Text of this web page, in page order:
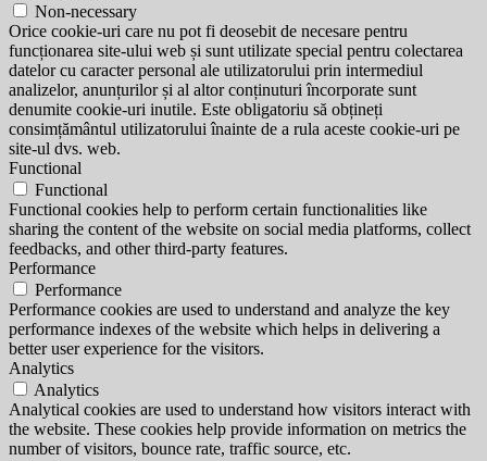
Non-necessary
Orice cookie-uri care nu pot fi deosebit de necesare pentru
funcționarea site-ului web și sunt utilizate special pentru colectarea
datelor cu caracter personal ale utilizatorului prin intermediul
analizelor, anunțurilor și al altor conținuturi încorporate sunt
denumite cookie-uri inutile. Este obligatoriu să obțineți
consimțământul utilizatorului înainte de a rula aceste cookie-uri pe
site-ul dvs. web.
Functional
Functional
Functional cookies help to perform certain functionalities like
sharing the content of the website on social media platforms, collect
feedbacks, and other third-party features.
Performance
Performance
Performance cookies are used to understand and analyze the key
performance indexes of the website which helps in delivering a
better user experience for the visitors.
Analytics
Analytics
Analytical cookies are used to understand how visitors interact with
the website. These cookies help provide information on metrics the
number of visitors, bounce rate, traffic source, etc.